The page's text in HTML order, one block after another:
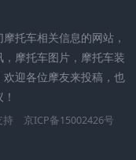
托车相关信息的网站，
摩托车图片，摩托车装
迎各位摩友来投稿，也
持
京ICP备15002426号